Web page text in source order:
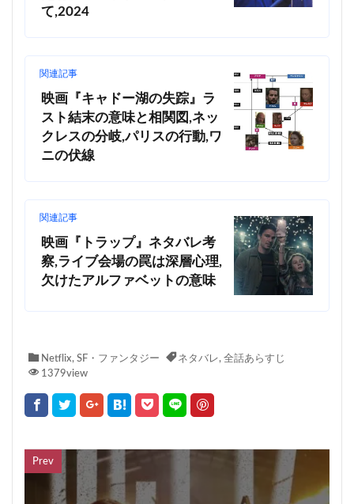
て,2024
関連記事
映画『キャドー湖の失踪』ラ
スト結末の意味と相関図,ネッ
クレスの分岐,パリスの行動,ワ
ニの伏線
関連記事
映画『トラップ』ネタバレ考
察,ライブ会場の罠は深層心理,
欠けたアルファベットの意味
Netflix, SF・ファンタジー ネタバレ, 全話あらすじ
1379view
Prev